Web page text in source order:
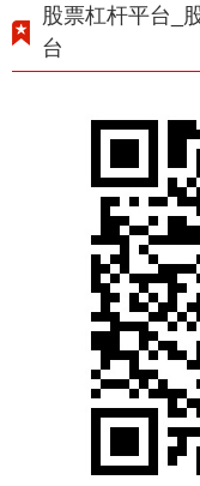
股票杠杆平台_
台